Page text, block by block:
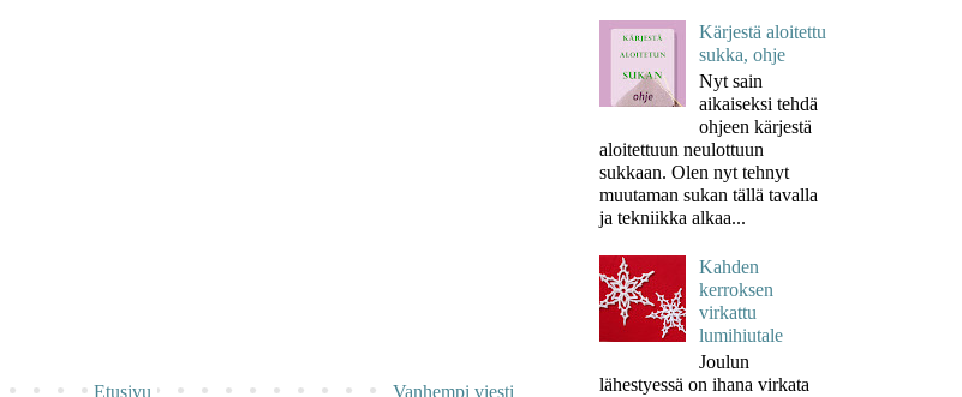
Vanhempi viesti
Etusivu
Kärjestä aloitettu
sukka, ohje
Nyt sain
aikaiseksi tehdä
ohjeen kärjestä
aloitettuun neulottuun
sukkaan. Olen nyt tehnyt
muutaman sukan tällä tavalla
ja tekniikka alkaa...
Kahden
kerroksen
virkattu
lumihiutale
Joulun
lähestyessä on ihana virkata